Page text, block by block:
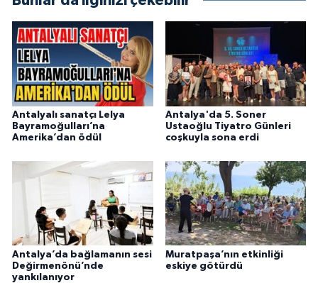
Antalyalı sanatçı Lelya
Bayramoğulları’na
Amerika’dan ödül
Antalya'da 5. Soner
Ustaoğlu Tiyatro Günleri
coşkuyla sona erdi
Antalya’da bağlamanın sesi
Değirmenönü’nde
yankılanıyor
Muratpaşa’nın etkinliği
eskiye götürdü